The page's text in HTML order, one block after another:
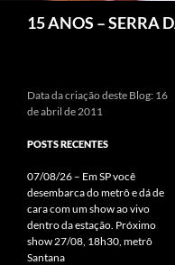
15 ANOS – SERRA
Data da criação deste Blog: 16
de abril de 2011
POSTS RECENTES
07/08/26 – Em SP você
desembarca do metrô e dá de
cara com um show ao vivo
dentro da estação. Próximo
show 27/08, 18h30, metrô
Santana